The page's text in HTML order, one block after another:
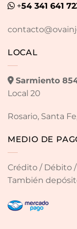
LOCAL
Sarmiento
Local 20
Rosario, Santa
MEDIO DE
Crédito / Débito
También
+54 341 641